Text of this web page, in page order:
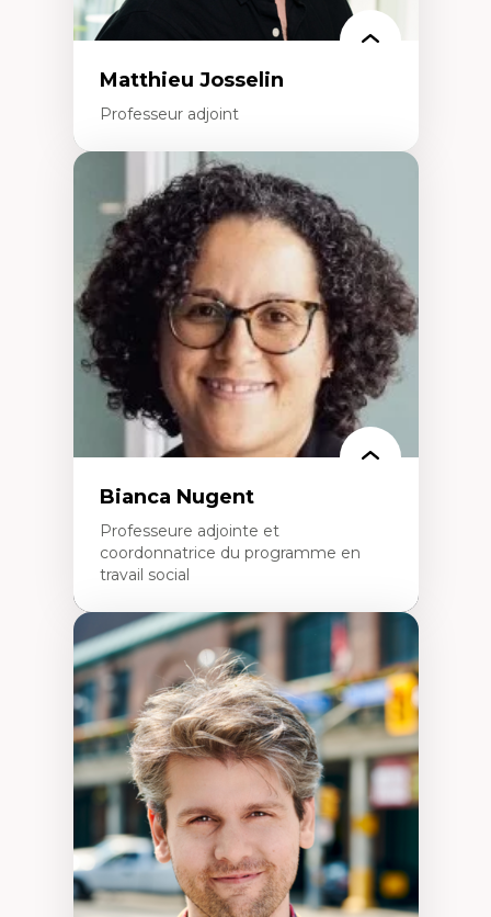
Matthieu Josselin
Professeur adjoint
Expertises
Ethnographie critique des environnements
d’apprentissage des étudiant.e.s
Approche transdisciplinaire des
compétences socioaffectives et
interculturelles
Didactique des langues secondes et
compétence pragmatique
Andragogie
Méthodologies de recherche qualitative
Bianca Nugent
Professeure adjointe et
coordonnatrice du programme en
travail social
Expertises
Travail social, action et justice sociale
Fondements de l’intervention et des
nouvelles pratiques en travail social et en
éducation inclusive
Minorités linguistiques, offre active et
francophonie plurielle en contexte
linguistique minoritaire
Études critiques sur le handicap, la
neurodiversité, l'agentivité et les injustices
épistémiques
Intersectionnalité et réalités 2SLGBTQ+
Méthodes d’interventions et approches
antiraciste, décoloniale, anti-oppressive
Approche interculturelle critique